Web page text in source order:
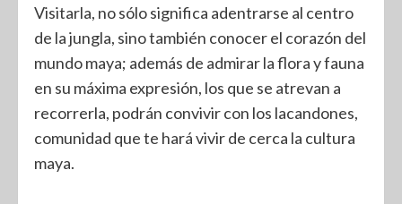
Visitarla, no sólo significa adentrarse al centro
de la jungla, sino también conocer el corazón del
mundo maya; además de admirar la flora y fauna
en su máxima expresión, los que se atrevan a
recorrerla, podrán convivir con los lacandones,
comunidad que te hará vivir de cerca la cultura
maya.